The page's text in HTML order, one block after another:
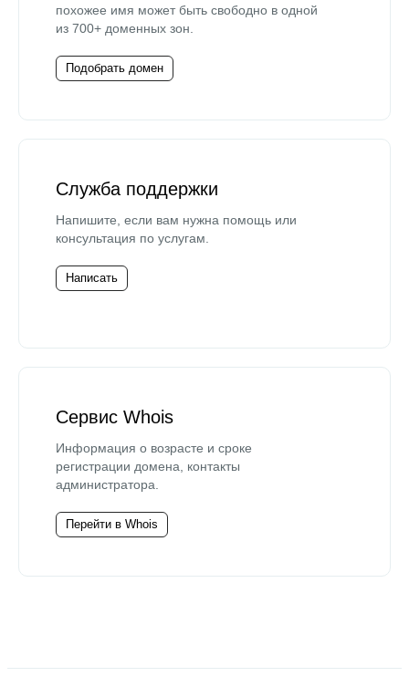
похожее имя может быть свободно в одной
из 700+ доменных зон.
Подобрать домен
Служба поддержки
Напишите, если вам нужна помощь или
консультация по услугам.
Написать
Сервис Whois
Информация о возрасте и сроке
регистрации домена, контакты
администратора.
Перейти в Whois